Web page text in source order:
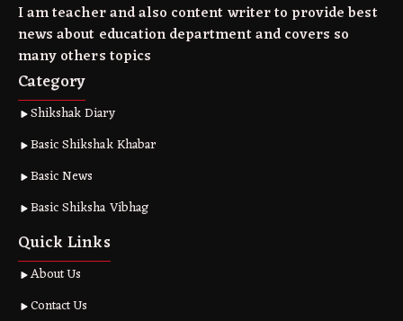
I am teacher and also content writer to provide best
news about education department and covers so
many others topics
Category
Shikshak Diary
Basic Shikshak Khabar
Basic News
Basic Shiksha Vibhag
Quick Links
About Us
Contact Us